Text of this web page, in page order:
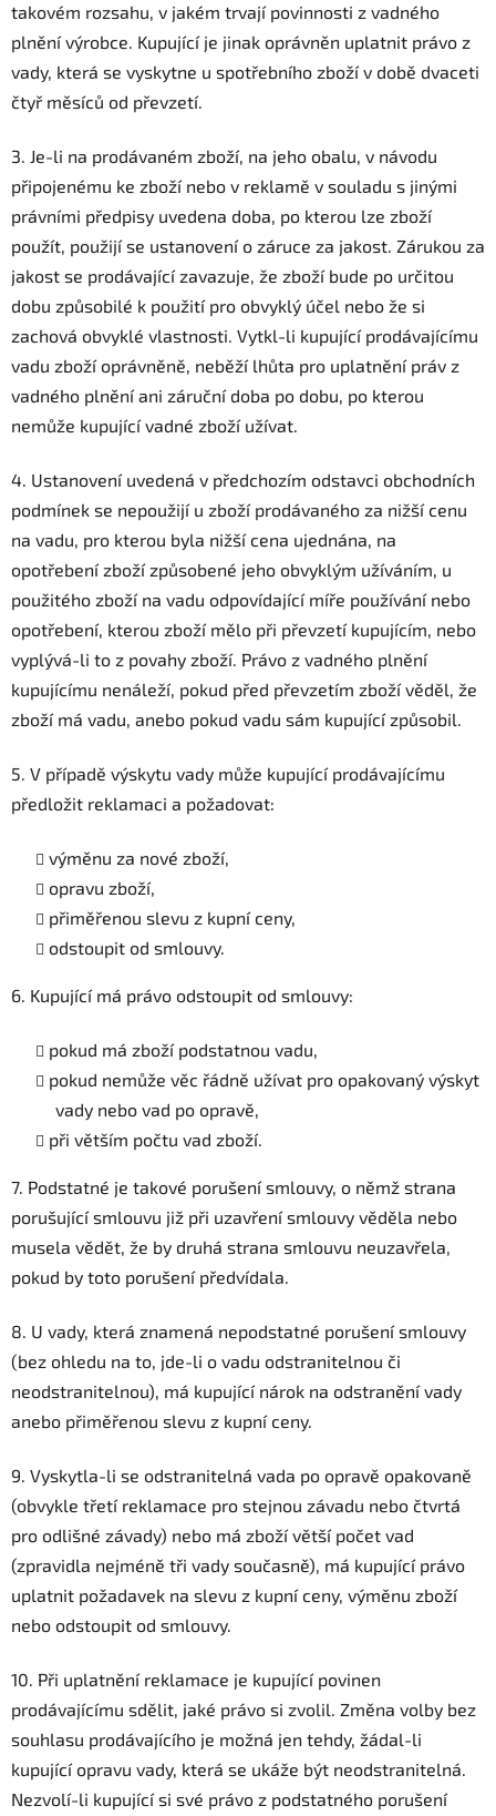
takovém rozsahu, v jakém trvají povinnosti z vadného
plnění výrobce. Kupující je jinak oprávněn uplatnit právo z
vady, která se vyskytne u spotřebního zboží v době dvaceti
čtyř měsíců od převzetí.
3. Je-li na prodávaném zboží, na jeho obalu, v návodu
připojenému ke zboží nebo v reklamě v souladu s jinými
právními předpisy uvedena doba, po kterou lze zboží
použít, použijí se ustanovení o záruce za jakost. Zárukou za
jakost se prodávající zavazuje, že zboží bude po určitou
dobu způsobilé k použití pro obvyklý účel nebo že si
zachová obvyklé vlastnosti. Vytkl-li kupující prodávajícímu
vadu zboží oprávněně, neběží lhůta pro uplatnění práv z
vadného plnění ani záruční doba po dobu, po kterou
nemůže kupující vadné zboží užívat.
4. Ustanovení uvedená v předchozím odstavci obchodních
podmínek se nepoužijí u zboží prodávaného za nižší cenu
na vadu, pro kterou byla nižší cena ujednána, na
opotřebení zboží způsobené jeho obvyklým užíváním, u
použitého zboží na vadu odpovídající míře používání nebo
opotřebení, kterou zboží mělo při převzetí kupujícím, nebo
vyplývá-li to z povahy zboží. Právo z vadného plnění
kupujícímu nenáleží, pokud před převzetím zboží věděl, že
zboží má vadu, anebo pokud vadu sám kupující způsobil.
5. V případě výskytu vady může kupující prodávajícímu
předložit reklamaci a požadovat:
výměnu za nové zboží,
opravu zboží,
přiměřenou slevu z kupní ceny,
odstoupit od smlouvy.
6. Kupující má právo odstoupit od smlouvy:
pokud má zboží podstatnou vadu,
pokud nemůže věc řádně užívat pro opakovaný výskyt
vady nebo vad po opravě,
při větším počtu vad zboží.
7. Podstatné je takové porušení smlouvy, o němž strana
porušující smlouvu již při uzavření smlouvy věděla nebo
musela vědět, že by druhá strana smlouvu neuzavřela,
pokud by toto porušení předvídala.
8. U vady, která znamená nepodstatné porušení smlouvy
(bez ohledu na to, jde-li o vadu odstranitelnou či
neodstranitelnou), má kupující nárok na odstranění vady
anebo přiměřenou slevu z kupní ceny.
9. Vyskytla-li se odstranitelná vada po opravě opakovaně
(obvykle třetí reklamace pro stejnou závadu nebo čtvrtá
pro odlišné závady) nebo má zboží větší počet vad
(zpravidla nejméně tři vady současně), má kupující právo
uplatnit požadavek na slevu z kupní ceny, výměnu zboží
nebo odstoupit od smlouvy.
10. Při uplatnění reklamace je kupující povinen
prodávajícímu sdělit, jaké právo si zvolil. Změna volby bez
souhlasu prodávajícího je možná jen tehdy, žádal-li
kupující opravu vady, která se ukáže být neodstranitelná.
Nezvolí-li kupující si své právo z podstatného porušení